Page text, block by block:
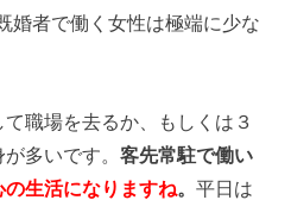
婚者で働く女性は極端に少な
職場を去るか、もしくは３
が多いです。客先常駐で働い
の生活になりますね。平日は